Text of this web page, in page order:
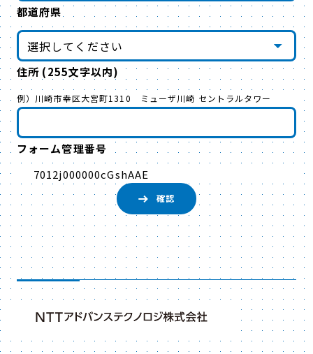
インフォマティブデータ（＝CookieやWebビー
コン等、本人が容易に知覚できない方法により
取得する情報）の取扱方針については、当社HP
上の「プライバシーポリシー」
（https://www.ntt-at.co.jp/guide/privacy/
都道府県
住所 (255文字以内)
例）川崎市幸区大宮町1310 ミューザ川崎 セントラルタワー
フォーム管理番号
7012j000000cGshAAE